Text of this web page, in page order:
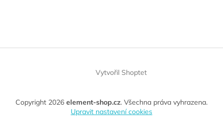
Vytvořil Shoptet
Copyright 2026 element-shop.cz. Všechna práva vyhrazena.
Upravit nastavení cookies